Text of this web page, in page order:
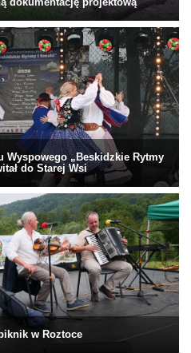
dokumentację projektową
„Beskidzkie Rytmy
do Starej Wsi
w Roztoce